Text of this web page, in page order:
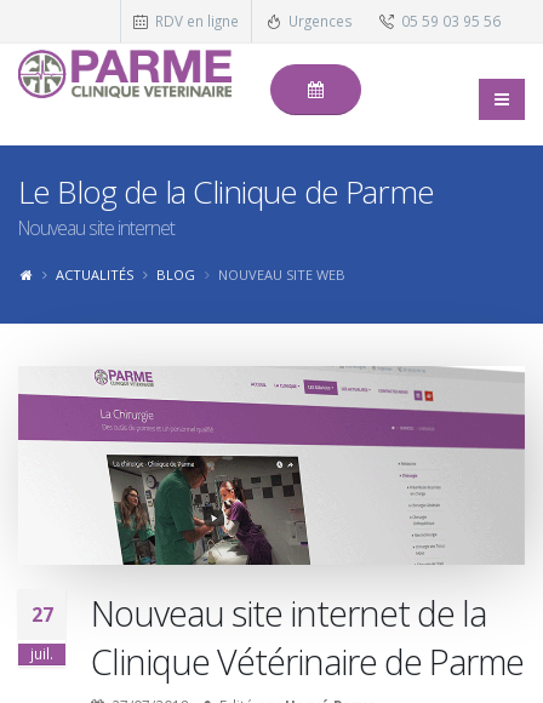
RDV en ligne Urgences 05 59 03 95 56
Le Blog de la Clinique de Parme
Nouveau site internet
ACTUALITÉS BLOG NOUVEAU SITE WEB
27
juil.
Nouveau site internet de la
Clinique Vétérinaire de Parme